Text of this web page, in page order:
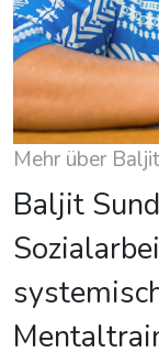
Mehr über
Baljit